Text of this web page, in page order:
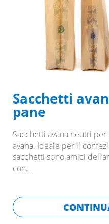
Sacchetti
pane
Sacchetti avana neutri
avana. Ideale per il
sacchetti sono amici
con…